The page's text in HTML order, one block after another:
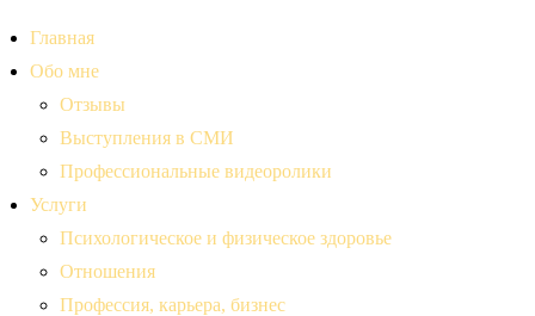
Главная
Обо мне
Отзывы
Выступления в СМИ
Профессиональные видеоролики
Услуги
Психологическое и физическое здоровье
Отношения
Профессия, карьера, бизнес